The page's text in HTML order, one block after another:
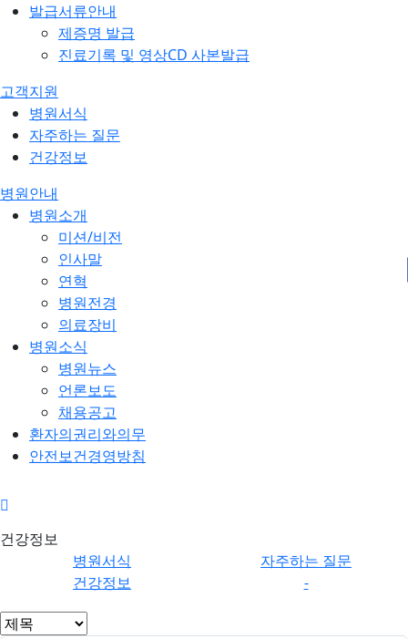
발급서류안내
제증명 발급
진료기록 및 영상CD 사본발급
고객지원
병원서식
자주하는 질문
건강정보
병원안내
병원소개
미션/비전
인사말
연혁
병원전경
의료장비
병원소식
병원뉴스
언론보도
채용공고
환자의권리와의무
안전보건경영방침
보
건강정보
병원서식
자주하는 질문
건강정보
-